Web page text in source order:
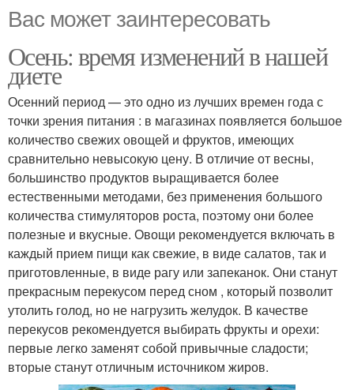
Вас может заинтересовать
Осень: время изменений в нашей
диете
Осенний период — это одно из лучших времен года с
точки зрения питания : в магазинах появляется большое
количество свежих овощей и фруктов, имеющих
сравнительно невысокую цену. В отличие от весны,
большинство продуктов выращивается более
естественными методами, без применения большого
количества стимуляторов роста, поэтому они более
полезные и вкусные. Овощи рекомендуется включать в
каждый прием пищи как свежие, в виде салатов, так и
приготовленные, в виде рагу или запеканок. Они станут
прекрасным перекусом перед сном , который позволит
утолить голод, но не нагрузить желудок. В качестве
перекусов рекомендуется выбирать фрукты и орехи:
первые легко заменят собой привычные сладости;
вторые станут отличным источником жиров.